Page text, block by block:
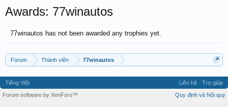
Awards: 77winautos
77winautos has not been awarded any trophies yet.
Forum Thành viên 77winautos
Tiếng Việt Liên hệ
Trợ giúp
Quy định và Nội quy
Forum software by XenForo™